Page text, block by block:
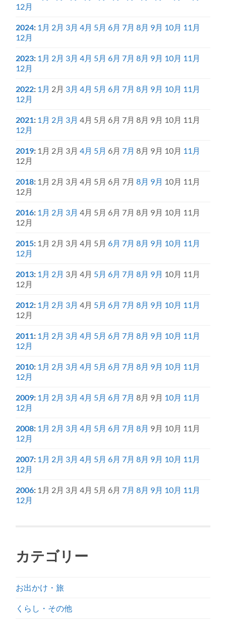
12月
2024: 1月 2月 3月 4月 5月 6月 7月 8月 9月 10月 11月
12月
2023: 1月 2月 3月 4月 5月 6月 7月 8月 9月 10月 11月
12月
2022: 1月 2月 3月 4月 5月 6月 7月 8月 9月 10月 11月
12月
2021: 1月 2月 3月 4月 5月 6月 7月 8月 9月 10月 11月
12月
2019: 1月 2月 3月 4月 5月 6月 7月 8月 9月 10月 11月
12月
2018: 1月 2月 3月 4月 5月 6月 7月 8月 9月 10月 11月
12月
2016: 1月 2月 3月 4月 5月 6月 7月 8月 9月 10月 11月
12月
2015: 1月 2月 3月 4月 5月 6月 7月 8月 9月 10月 11月
12月
2013: 1月 2月 3月 4月 5月 6月 7月 8月 9月 10月 11月
12月
2012: 1月 2月 3月 4月 5月 6月 7月 8月 9月 10月 11月
12月
2011: 1月 2月 3月 4月 5月 6月 7月 8月 9月 10月 11月
12月
2010: 1月 2月 3月 4月 5月 6月 7月 8月 9月 10月 11月
12月
2009: 1月 2月 3月 4月 5月 6月 7月 8月 9月 10月 11月
12月
2008: 1月 2月 3月 4月 5月 6月 7月 8月 9月 10月 11月
12月
2007: 1月 2月 3月 4月 5月 6月 7月 8月 9月 10月 11月
12月
2006: 1月 2月 3月 4月 5月 6月 7月 8月 9月 10月 11月
12月
カテゴリー
お出かけ・旅
くらし・その他